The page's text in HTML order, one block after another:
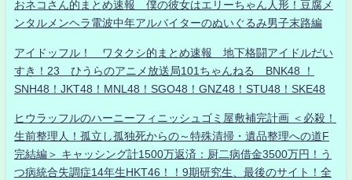
おネコさん的まとめ速報 僕の彼女はエリーちゃん人形！豆腐メ
ンタルメンヘラ電波中年アルバイターのぬいぐるみ男子末路編
アイドッフル！ ワタクシ的まとめ速報 地下格闘アイドルだい
すき！23 ひうらのアニメ放送局101ちゃんねる BNK48 ！
SNH48！JKT48！MNL48！SGO48！GNZ48！STU48！SKE48
ヒウラッフルのハーニーフィニッシュゴミ屋敷補完計画 ＜必殺！
生前整理人！孤立し孤独死からの～特殊清掃・遺品整理への道F
完結編＞ キャッシング計1500万返済：厨二病借金3500万円！う
つ病統合失調症14年生HKT46！！9期研究生、最後のサイト！全